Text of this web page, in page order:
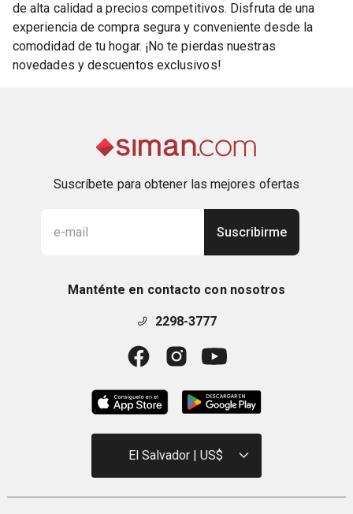
de alta calidad a precios competitivos. Disfruta de una
experiencia de compra segura y conveniente desde la
comodidad de tu hogar. ¡No te pierdas nuestras
novedades y descuentos exclusivos!
Suscríbete para obtener las mejores ofertas
Suscribirme
Manténte en contacto con nosotros
2298-3777
El Salvador | US$